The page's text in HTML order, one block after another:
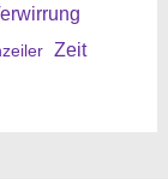
Zeit